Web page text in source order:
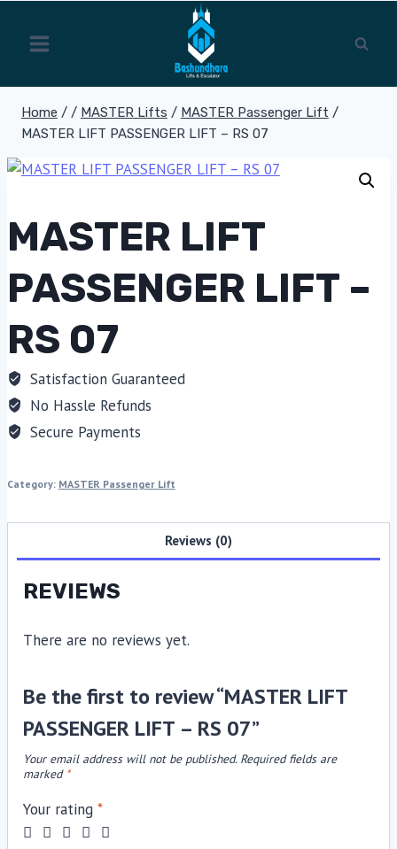
content
Home / / MASTER Lifts / MASTER Passenger Lift /
MASTER LIFT PASSENGER LIFT – RS 07
MASTER LIFT
PASSENGER LIFT –
RS 07
Satisfaction Guaranteed
No Hassle Refunds
Secure Payments
Category: MASTER Passenger Lift
Reviews (0)
REVIEWS
There are no reviews yet.
Be the first to review “MASTER LIFT
PASSENGER LIFT – RS 07”
Your email address will not be published. Required fields are
marked *
Your rating *